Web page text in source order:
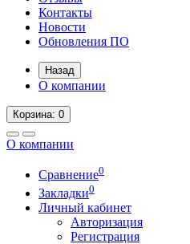
Контакты
Новости
Обновления ПО
Назад
О компании
Корзина: 0
О компании
Сравнение0
Закладки0
Личный кабинет
Авторизация
Регистрация